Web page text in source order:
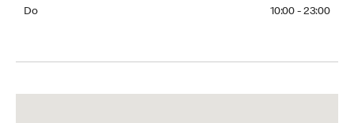
Do 10:00 - 23:00